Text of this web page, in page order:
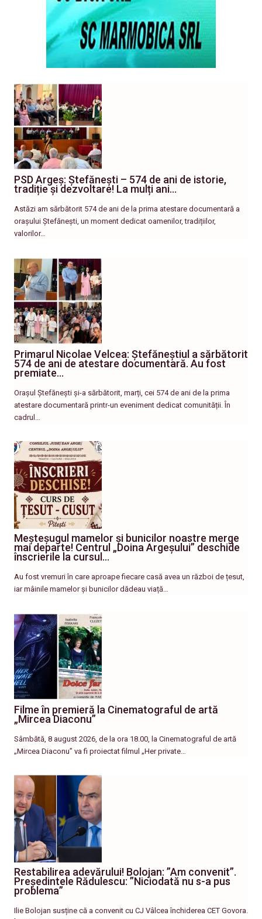
PSD Argeș: Ștefănești – 574 de ani de istorie,
tradiție și dezvoltare! La mulți ani…
Astăzi am sărbătorit 574 de ani de la prima atestare documentară a
orașului Ștefănești, un moment dedicat oamenilor, tradițiilor,
valorilor…
Primarul Nicolae Velcea: Ștefăneștiul a sărbătorit
574 de ani de atestare documentară. Au fost
premiate…
Orașul Ștefănești și-a sărbătorit, marți, cei 574 de ani de la prima
atestare documentară printr-un eveniment dedicat comunității. În
cadrul…
Meșteșugul mamelor și bunicilor noastre merge
mai departe! Centrul „Doina Argeșului” deschide
înscrierile la cursul…
Au fost vremuri în care aproape fiecare casă avea un război de țesut,
iar mâinile mamelor și bunicilor dădeau viață…
Filme în premieră la Cinematograful de artă
„Mircea Diaconu”
Sâmbătă, 8 august 2026, de la ora 18.00, la Cinematograful de artă
„Mircea Diaconu” va fi proiectat filmul „Her private…
Restabilirea adevărului! Bolojan: ”Am convenit”.
Președintele Rădulescu: ”Niciodată nu s-a pus
problema”
Ilie Bolojan susține că a convenit cu CJ Vâlcea închiderea CET Govora.